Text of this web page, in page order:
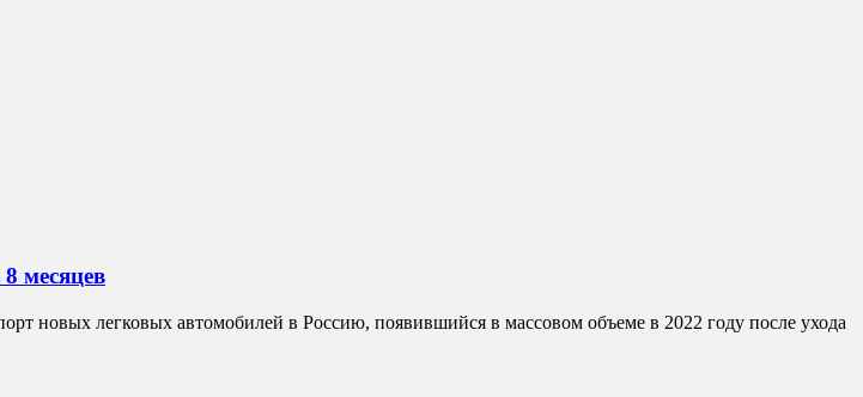
месяцев
новых легковых автомобилей в Россию, появившийся в массовом объеме в 2022 году после ухода